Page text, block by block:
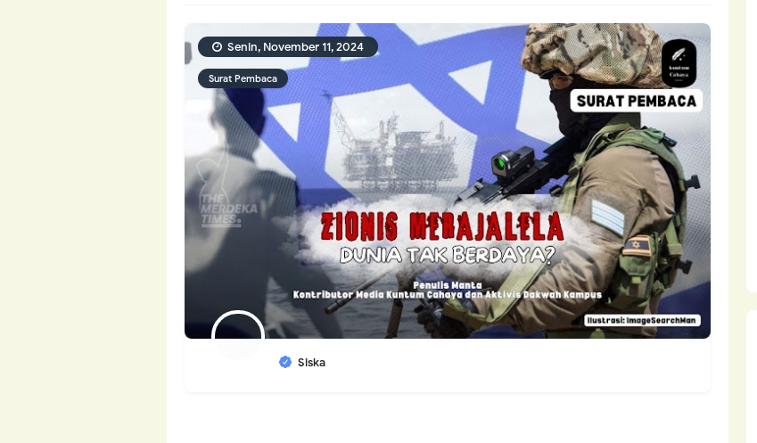
Surat Pembaca
Siska
Senin, November 11, 2024